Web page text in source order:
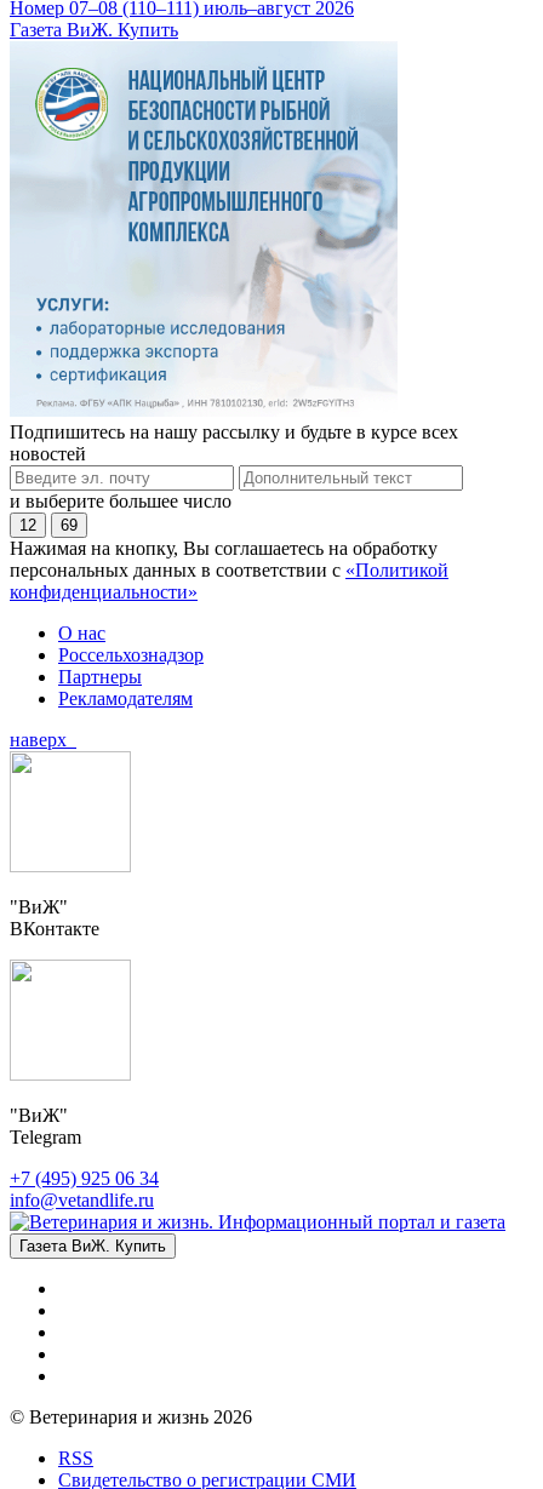
Номер 07–08 (110–111) июль–август 2026
Газета ВиЖ. Купить
Подпишитесь на нашу рассылку и будьте в курсе всех
новостей
и выберите большее число
12 69
Нажимая на кнопку, Вы соглашаетесь на обработку
персональных данных в соответствии с «Политикой
конфиденциальности»
О нас
Россельхознадзор
Партнеры
Рекламодателям
наверх
"ВиЖ"
ВКонтакте
"ВиЖ"
Telegram
+7 (495) 925 06 34
info@vetandlife.ru
Газета ВиЖ. Купить
© Ветеринария и жизнь 2026
RSS
Свидетельство о регистрации СМИ